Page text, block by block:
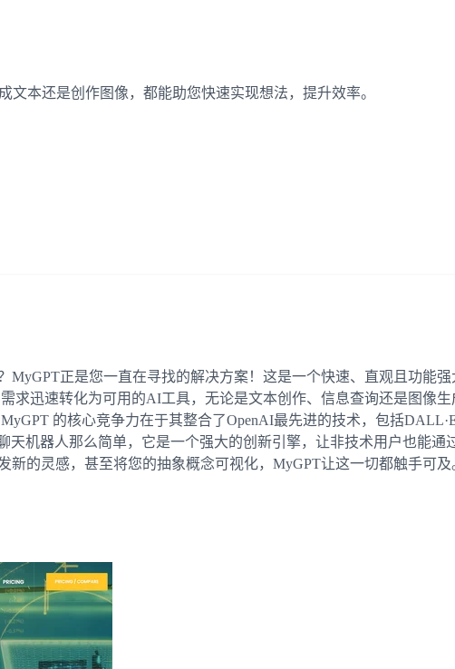
文本还是创作图像，都能助您快速实现想法，提升效率。
正是您一直在寻找的解决方案！这是一个快速、直观且功能
求迅速转化为可用的AI工具，无论是文本创作、信息查询还是图像
的核心竞争力在于其整合了OpenAI最先进的技术，包括
机器人那么简单，它是一个强大的创新引擎，让非技术用户也能
的灵感，甚至将您的抽象概念可视化，MyGPT让这一切都触手可及